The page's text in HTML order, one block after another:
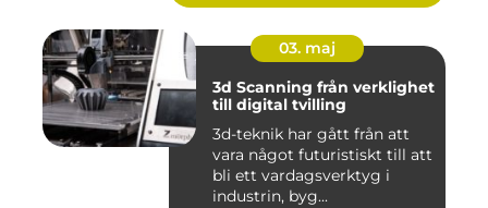
03. maj
3d Scanning från verklighet
till digital tvilling
3d-teknik har gått från att
vara något futuristiskt till att
bli ett vardagsverktyg i
industrin, byg...